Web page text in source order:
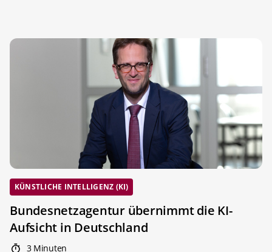
KÜNSTLICHE INTELLIGENZ (KI)
Bundesnetzagentur übernimmt die KI-
Aufsicht in Deutschland
3 Minuten